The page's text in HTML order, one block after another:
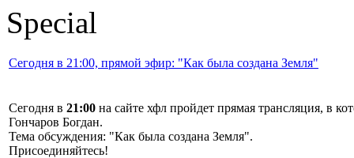
Special
Сегодня в 21:00, прямой эфир: "Как была создана Земля"
Сегодня в 21:00 на сайте хфл пройдет прямая трансляция, в
Гончаров Богдан.
Тема обсуждения: "Как была создана Земля".
Присоединяйтесь!